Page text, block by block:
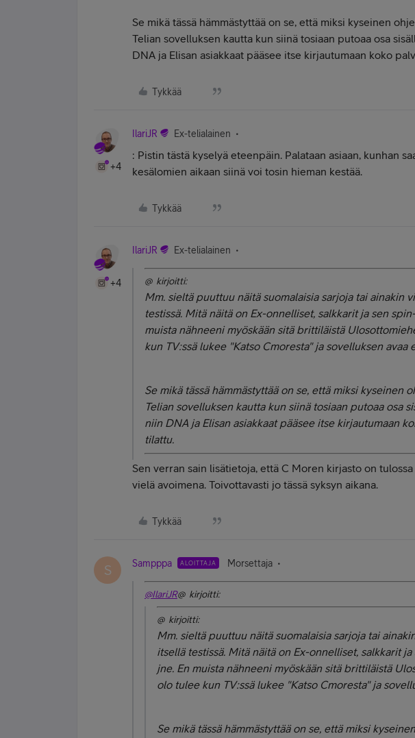
Se mikä tässä hämmästyttää on se, että miksi kyseinen
Telian sovelluksen kautta kun siinä tosiaan putoaa osa
DNA ja Elisan asiakkaat pääsee itse kirjautumaan koko
Tykkää
+4
IlariJR Ex-telialainen
: Pistin tästä kyselyä eteenpäin. Palataan asiaan, kunhan
kesälomien aikaan siinä voi tosin hieman kestää.
Tykkää
+4
IlariJR Ex-telialainen
@ kirjoitti:
Mm. sieltä puuttuu näitä suomalaisia sarjoja tai ainakin
testissä. Mitä näitä on Ex-onnelliset, salkkarit ja sen
muista nähneeni myöskään sitä brittiläistä
kun TV:ssä lukee "Katso Cmoresta" ja sovelluksen avaa
Se mikä tässä hämmästyttää on se, että miksi kyseinen
Telian sovelluksen kautta kun siinä tosiaan putoaa osa
niin DNA ja Elisan asiakkaat pääsee itse kirjautumaan
tilattu.
Sen verran sain lisätietoja, että C Moren kirjasto on
vielä avoimena. Toivottavasti jo tässä syksyn aikana.
Tykkää
S Sampppa ALOITTAJA Morsettaja
@IlariJR@ kirjoitti:
@ kirjoitti:
Mm. sieltä puuttuu näitä suomalaisia sarjoja tai
itsellä testissä. Mitä näitä on Ex-onnelliset, salkkarit
jne. En muista nähneeni myöskään sitä brittiläistä
olo tulee kun TV:ssä lukee "Katso Cmoresta" ja
Se mikä tässä hämmästyttää on se, että miksi